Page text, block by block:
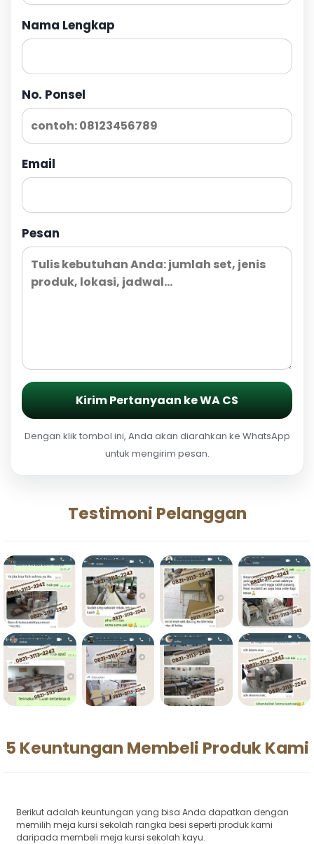
Nama Lengkap
No. Ponsel
Email
Pesan
Kirim Pertanyaan ke WA CS
Dengan klik tombol ini, Anda akan diarahkan ke WhatsApp
untuk mengirim pesan.
Testimoni Pelanggan
5 Keuntungan Membeli Produk Kami
Berikut adalah keuntungan yang bisa Anda dapatkan dengan
memilih meja kursi sekolah rangka besi seperti produk kami
daripada membeli meja kursi sekolah kayu.